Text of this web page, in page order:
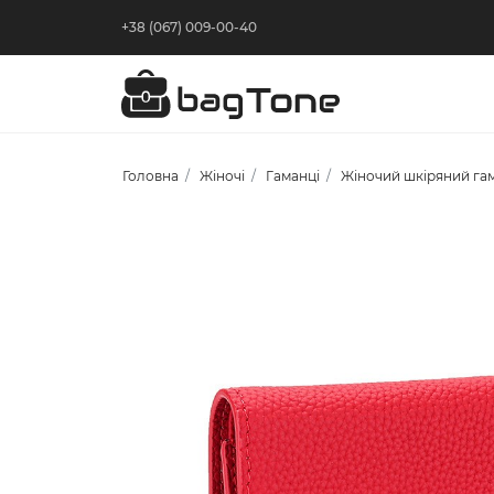
+38 (067) 009-00-40
Головна Жіночі Гаманці Жіночий шкіряний